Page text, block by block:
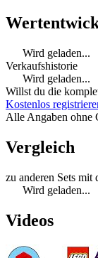
Wird geladen...
Verkaufshistorie
Wird geladen...
Willst du die
Kostenlos
Alle Angaben ohne
Vergleich
zu anderen Sets mit
Wird geladen...
Videos